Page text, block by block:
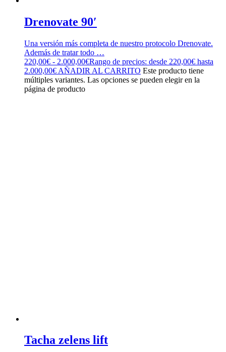
Drenovate 90′
Una versión más completa de nuestro protocolo Drenovate.
Además de tratar todo …
220,00€ - 2.000,00€Rango de precios: desde 220,00€ hasta
2.000,00€ AÑADIR AL CARRITO Este producto tiene
múltiples variantes. Las opciones se pueden elegir en la
página de producto
Tacha zelens lift